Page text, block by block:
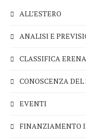
ALL’ESTERO
ANALISI E
CLASSIFICA ERENA
CONOSCENZA
EVENTI
FINANZIAMENTO